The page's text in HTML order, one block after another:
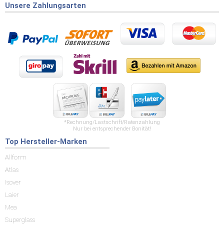
Unsere Zahlungsarten
*Rechnung/Lastschrift/Ratenzahlung
Nur bei entsprechender Bonität!
Top Hersteller-Marken
Allform
Atlas
Isover
Laier
Mea
Superglass